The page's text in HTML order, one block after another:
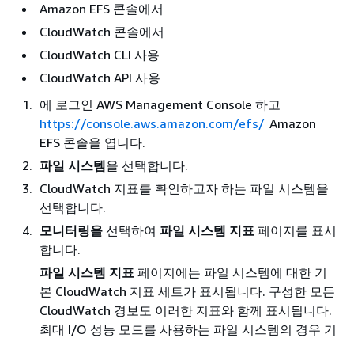
Amazon EFS 콘솔에서
CloudWatch 콘솔에서
CloudWatch CLI 사용
CloudWatch API 사용
에 로그인 AWS Management Console 하고
https://console.aws.amazon.com/efs/ Amazon
EFS 콘솔을 엽니다.
파일 시스템을 선택합니다.
CloudWatch 지표를 확인하고자 하는 파일 시스템을
선택합니다.
모니터링을 선택하여 파일 시스템 지표 페이지를 표시
합니다.
파일 시스템 지표 페이지에는 파일 시스템에 대한 기
본 CloudWatch 지표 세트가 표시됩니다. 구성한 모든
CloudWatch 경보도 이러한 지표와 함께 표시됩니다.
최대 I/O 성능 모드를 사용하는 파일 시스템의 경우 기